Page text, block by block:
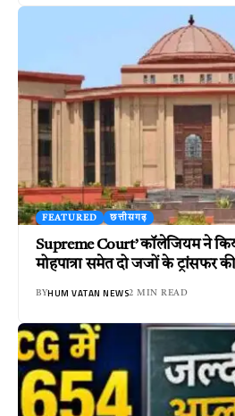
FEATURED छत्तीसगढ़
Supreme Court’ कॉलेजियम ने
मोहपात्रा समेत दो जजों के ट्रांसफर
BYHUM VATAN NEWS2 MIN READ